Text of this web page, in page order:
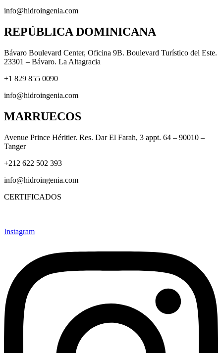
info@hidroingenia.com
REPÚBLICA DOMINICANA
Bávaro Boulevard Center, Oficina 9B. Boulevard Turístico del Este.
23301 – Bávaro. La Altagracia
+1 829 855 0090
info@hidroingenia.com
MARRUECOS
Avenue Prince Héritier. Res. Dar El Farah, 3 appt. 64 – 90010 –
Tanger
+212 622 502 393
info@hidroingenia.com
CERTIFICADOS
Instagram